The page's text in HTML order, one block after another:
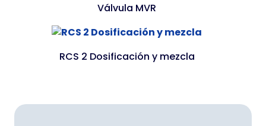
Válvula MVR
RCS 2 Dosificación y mezcla